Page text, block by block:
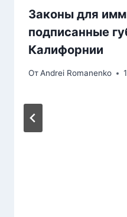
Законы для
подписанные
Калифорнии
ОтAndrei Romanenko